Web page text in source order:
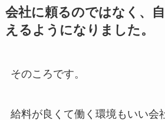
会社に頼るのではなく、
えるようになりました。
そのころです。
給料が良くて働く環境もいい会